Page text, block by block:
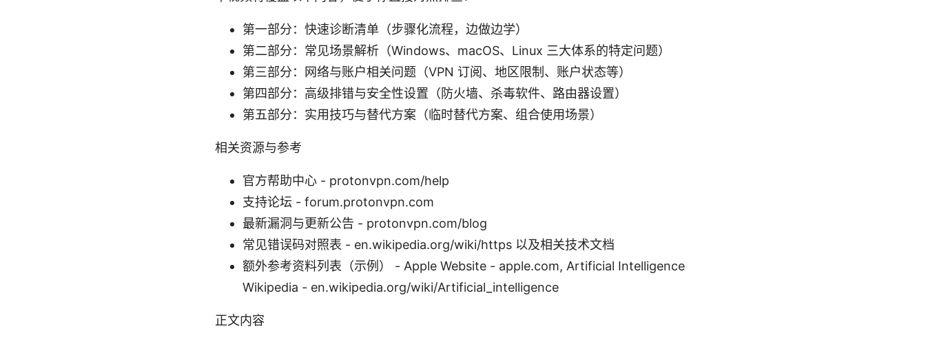
第一部分：快速诊断清单（步骤化流程，边做边学）
第二部分：常见场景解析（Windows、macOS、Linux 三大体系的特定问题）
第三部分：网络与账户相关问题（VPN 订阅、地区限制、账户状态等）
第四部分：高级排错与安全性设置（防火墙、杀毒软件、路由器设置）
第五部分：实用技巧与替代方案（临时替代方案、组合使用场景）
相关资源与参考
官方帮助中心 - protonvpn.com/help
支持论坛 - forum.protonvpn.com
最新漏洞与更新公告 - protonvpn.com/blog
常见错误码对照表 - en.wikipedia.org/wiki/https 以及相关技术文档
额外参考资料列表（示例） - Apple Website - apple.com, Artificial Intelligence
Wikipedia - en.wikipedia.org/wiki/Artificial_intelligence
正文内容